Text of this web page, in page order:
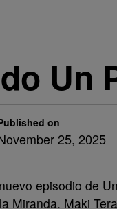
Un
on
25, 2025
episodio de
Miranda. Maki